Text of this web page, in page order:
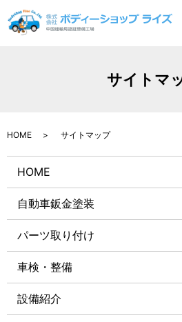
サイトマ
HOME サイトマップ
HOME
自動車鈑金塗装
パーツ取り付け
車検・整備
設備紹介